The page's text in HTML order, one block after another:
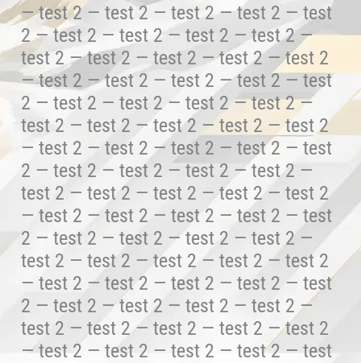
— test 2 — test 2 — test 2 — test 2 — test
2 — test 2 — test 2 — test 2 — test 2 —
test 2 — test 2 — test 2 — test 2 — test 2
— test 2 — test 2 — test 2 — test 2 — test
2 — test 2 — test 2 — test 2 — test 2 —
test 2 — test 2 — test 2 — test 2 — test 2
— test 2 — test 2 — test 2 — test 2 — test
2 — test 2 — test 2 — test 2 — test 2 —
test 2 — test 2 — test 2 — test 2 — test 2
— test 2 — test 2 — test 2 — test 2 — test
2 — test 2 — test 2 — test 2 — test 2 —
test 2 — test 2 — test 2 — test 2 — test 2
— test 2 — test 2 — test 2 — test 2 — test
2 — test 2 — test 2 — test 2 — test 2 —
test 2 — test 2 — test 2 — test 2 — test 2
— test 2 — test 2 — test 2 — test 2 — test